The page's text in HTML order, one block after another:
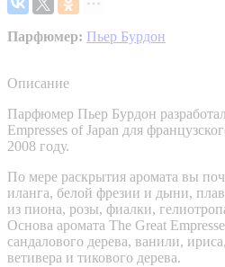
Парфюмер: Пьер Бурдон
Описание
Парфюмер Пьер Бурдон
Empresses of Japan для
2008 году.
По мере раскрытия аромата вы
иланга, белой фрезии и дыни,
из пиона, розы, фиалки,
Основа аромата The Great
сандалового дерева, ванили,
ветивера и тикового дерева.